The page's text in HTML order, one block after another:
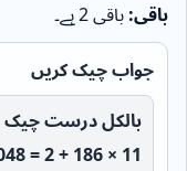
باقی: باقی 2 ہے۔
جواب چیک کریں
بالکل درست چیک
11 × 186 + 2 = 2048